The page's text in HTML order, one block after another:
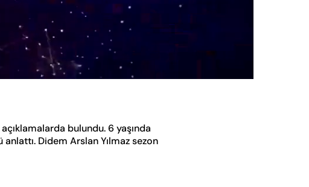
bulundu. 6 yaşında
Didem Arslan Yılmaz sezon